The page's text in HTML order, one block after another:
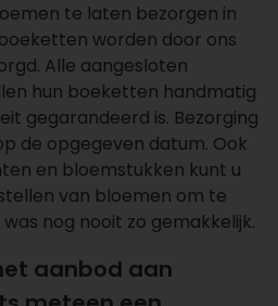
te laten bezorgen in
worden door ons
Alle aangesloten
hun boeketten handmatig
gegarandeerd is. Bezorging
de opgegeven datum. Ook
en bloemstukken kunt u
van bloemen om te
nog nooit zo gemakkelijk.
aanbod aan